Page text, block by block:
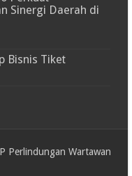
Sinergi Daerah di
Bisnis Tiket
Perlindungan Wartawan